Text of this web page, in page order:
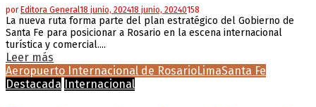
porEditora General18 junio, 202418 junio, 20240158
La nueva ruta forma parte del plan estratégico del Gobierno de
Santa Fe para posicionar a Rosario en la escena internacional
turística y comercial....
Leer más
Aeropuerto Internacional de RosarioLimaSanta Fe
Destacada Internacional